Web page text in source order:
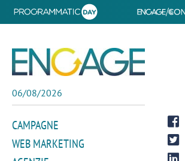
06/08/2026
CAMPAGNE
WEB MARKETING